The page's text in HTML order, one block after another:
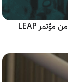
الرياض تستعد لإطلاق النسخة الخامسة والأضخم من مؤتمر LEAP